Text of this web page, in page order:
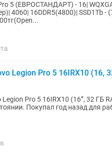
5 (ЕВРОСТАНДАРТ) - 16| WQXGA|
16DDR5(4800)| SSD1Tb - (7156mb/5040)|
Legion Pro 5 16IRX10 (16,
5 16IRX10 (16”, 32 ГБ RAM, SSD 1 ТБ) 💻
программах, но в итоге